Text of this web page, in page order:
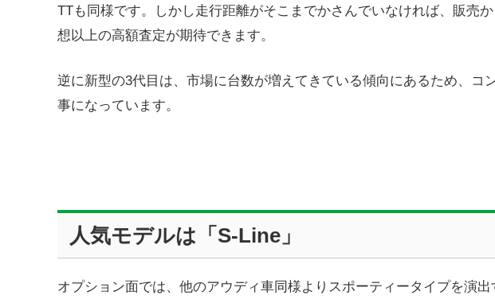
TTも同様です。しかし走行距離がそこまでかさんでいなければ、販売
想以上の高額査定が期待できます。
逆に新型の3代目は、市場に台数が増えてきている傾向にあるため、コ
事になっています。
人気モデルは「S-Line」
オプション面では、他のアウディ車同様よりスポーティータイプを演